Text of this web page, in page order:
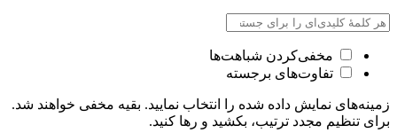
مخفی‌کردن شباهت‌ها
تفاوت‌های برجسته
زمینه‌های نمایش داده شده را انتخاب نمایید. بقیه مخفی خواهند شد.
برای تنظیم مجدد ترتیب، بکشید و رها کنید.